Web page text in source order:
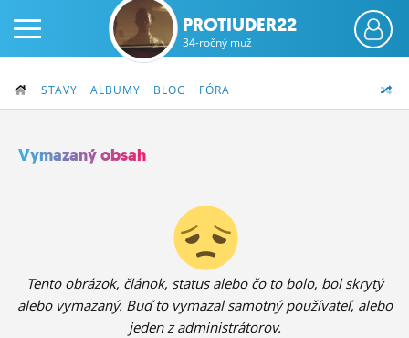
FÓRUM
STATUSY
PROTIUDER22
34-ročný muž
STAVY ALBUMY BLOG FÓRA
Vymazaný obsah
Tento obrázok, článok, status alebo čo to bolo, bol skrytý
alebo vymazaný. Buď to vymazal samotný používateľ, alebo
jeden z administrátorov.